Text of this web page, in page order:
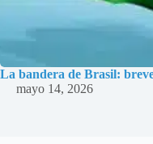
La bandera de Brasil:
mayo 14, 2026